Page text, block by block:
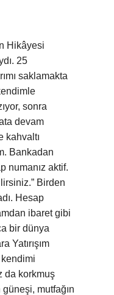
Hikâyesi
25
saklamakta
sonra
devam
kahvaltı
Bankadan
numanız aktif.
Birden
Hesap
ibaret gibi
bir dünya
Yatırışım
kendimi
da korkmuş
mutfağın